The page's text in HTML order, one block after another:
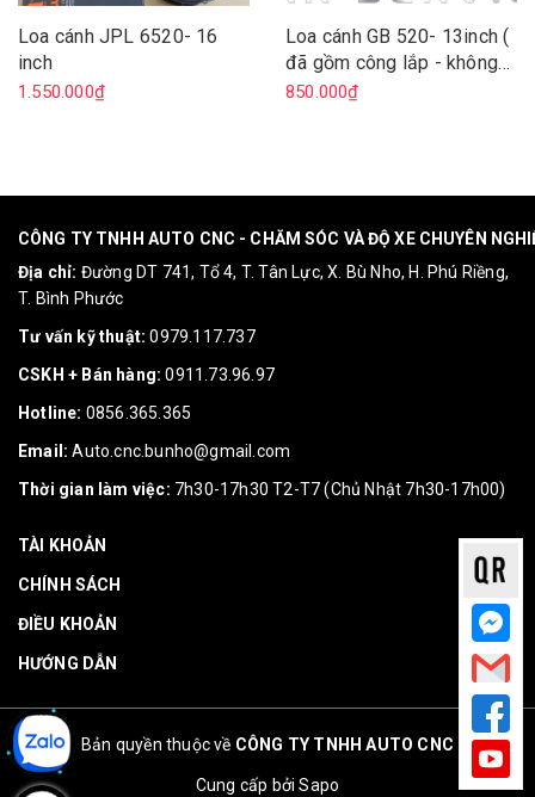
Loa cánh JPL 6520- 16
inch
1.550.000₫
Loa cánh GB 520- 13inch (
đã gồm công lắp - không
lắp trừ công 200 )
850.000₫
CÔNG TY TNHH AUTO CNC - CHĂM SÓC VÀ ĐỘ XE CHUYÊN
Địa chỉ: Đường DT 741, Tổ 4, T. Tân Lực, X. Bù Nho, H. Phú Riềng,
T. Bình Phước
Tư vấn kỹ thuật: 0979.117.737
CSKH + Bán hàng: 0911.73.96.97
Hotline: 0856.365.365
Email: Auto.cnc.bunho@gmail.com
Thời gian làm việc: 7h30-17h30 T2-T7 (Chủ Nhật 7h30-17h00)
TÀI KHOẢN
CHÍNH SÁCH
ĐIỀU KHOẢN
HƯỚNG DẪN
Bản quyền thuộc về CÔNG TY TNHH AUTO CNC
Cung cấp bởiSapo